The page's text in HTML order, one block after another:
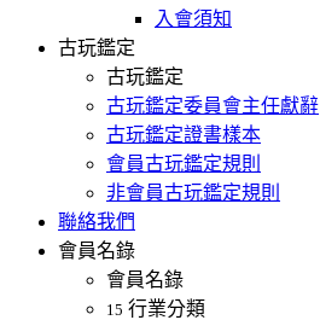
入會須知
古玩鑑定
古玩鑑定
古玩鑑定委員會主任獻辭
古玩鑑定證書樣本
會員古玩鑑定規則
非會員古玩鑑定規則
聯絡我們
會員名錄
會員名錄
15 行業分類